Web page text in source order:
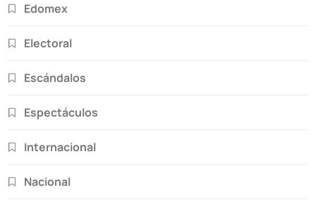
Edomex
Electoral
Escándalos
Espectáculos
Internacional
Nacional